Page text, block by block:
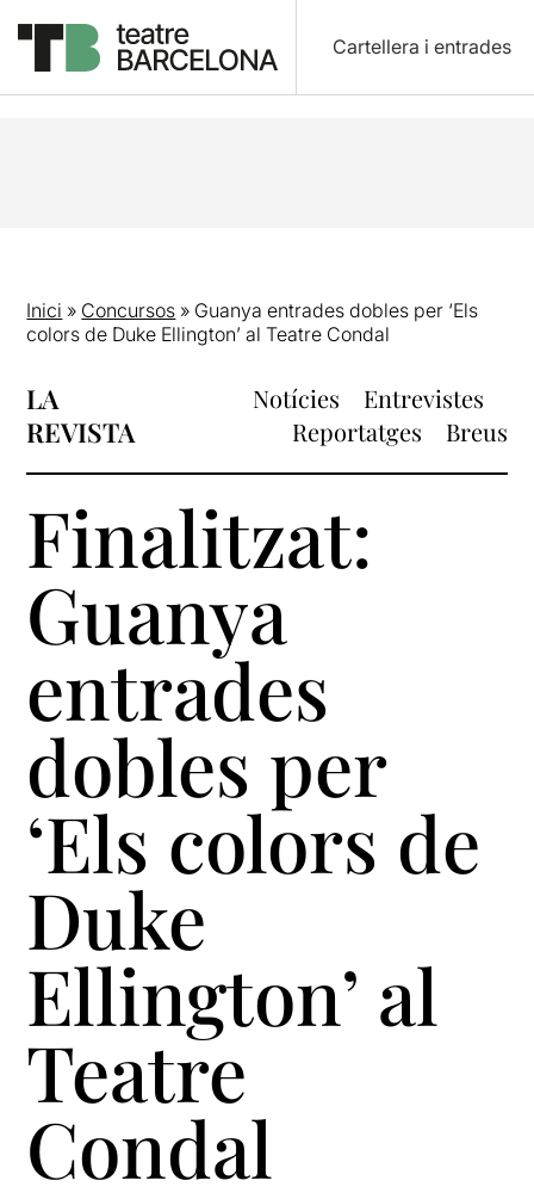
Cartellera i entrades
Inici » Concursos » Guanya entrades dobles per ‘Els
colors de Duke Ellington’ al Teatre Condal
LA
REVISTA
Notícies
Entrevistes
Reportatges
Breus
Finalitzat:
Guanya
entrades
dobles per
‘Els colors de
Duke
Ellington’ al
Teatre
Condal